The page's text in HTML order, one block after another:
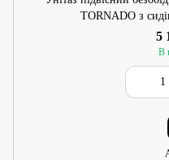
TORNADO з
5
В